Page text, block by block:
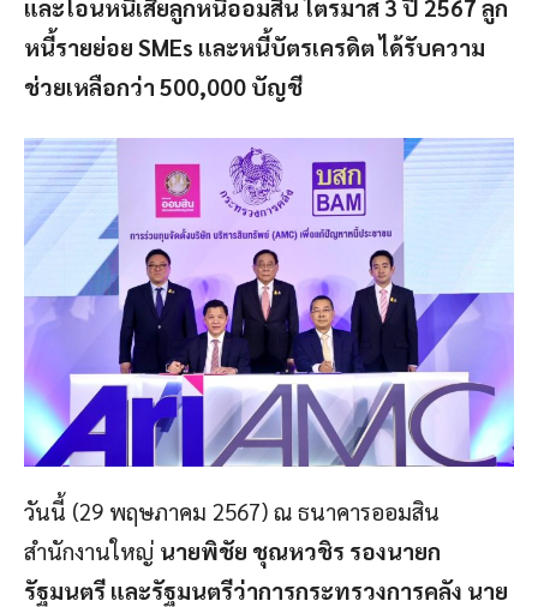
และโอนหนี้เสียลูกหนี้ออมสิน ไตรมาส 3 ปี 2567 ลูก
หนี้รายย่อย SMEs และหนี้บัตรเครดิต ได้รับความ
ช่วยเหลือกว่า 500,000 บัญชี
วันนี้ (29 พฤษภาคม 2567) ณ ธนาคารออมสิน
สำนักงานใหญ่ นายพิชัย ชุณหวชิร รองนายก
รัฐมนตรี และรัฐมนตรีว่าการกระทรวงการคลัง นาย